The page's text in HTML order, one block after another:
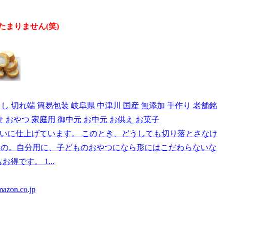
まりません(笑)
切れ端 簡易包装 岐阜県 中津川 国産 無添加 手作り 老舗銘
おやつ 家庭用 御中元 お中元 お供え お菓子
に仕上げています。 このとき、どうしても切り落とさなけ
。自分用に、子どものおやつになら形にはこだわらないな
得です。 1...